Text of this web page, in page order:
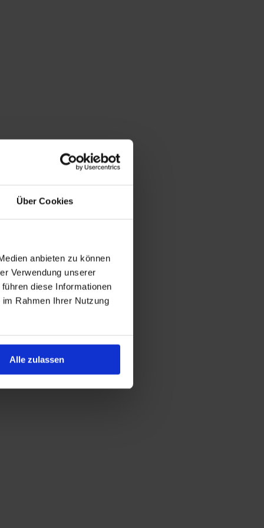
Über Cookies
anbieten zu können
Verwendung unserer
diese Informationen
Rahmen Ihrer Nutzung
Alle zulassen